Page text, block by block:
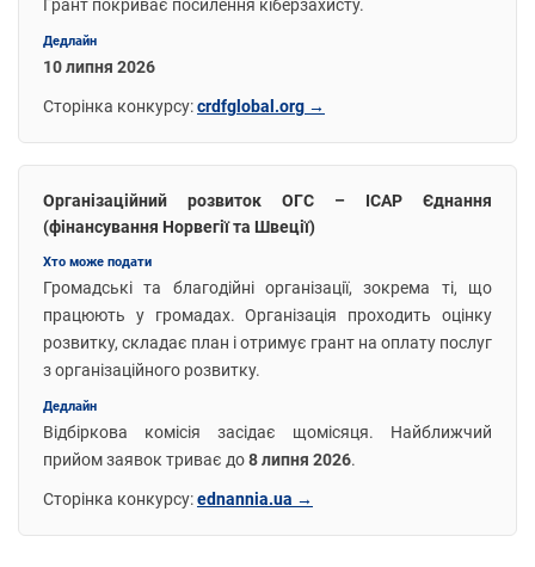
Грант покриває посилення кіберзахисту.
Дедлайн
10 липня 2026
Сторінка конкурсу:crdfglobal.org →
Організаційний розвиток ОГС – ІСАР Єднання
(фінансування Норвегії та Швеції)
Хто може подати
Громадські та благодійні організації, зокрема ті, що
працюють у громадах. Організація проходить оцінку
розвитку, складає план і отримує грант на оплату послуг
з організаційного розвитку.
Дедлайн
Відбіркова комісія засідає щомісяця. Найближчий
прийом заявок триває до8 липня 2026.
Сторінка конкурсу:ednannia.ua →